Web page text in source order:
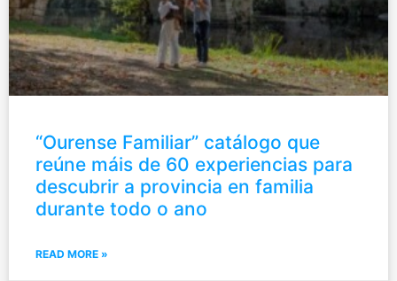
“Ourense Familiar” catálogo que
reúne máis de 60 experiencias para
descubrir a provincia en familia
durante todo o ano
READ MORE »